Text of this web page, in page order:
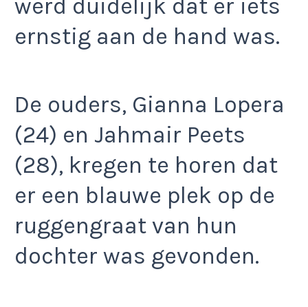
werd duidelijk dat er iets
ernstig aan de hand was.
De ouders, Gianna Lopera
(24) en Jahmair Peets
(28), kregen te horen dat
er een blauwe plek op de
ruggengraat van hun
dochter was gevonden.